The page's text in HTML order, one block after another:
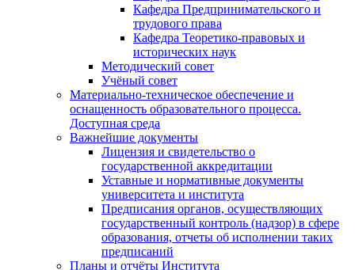
Кафедра Предпринимательского и
трудового права
Кафедра Теоретико-правовых и
исторических наук
Методический совет
Учёный совет
Материально-техническое обеспечение и
оснащенность образовательного процесса.
Доступная среда
Важнейшие документы
Лицензия и свидетельство о
государственной аккредитации
Уставные и нормативные документы
университета и института
Предписания органов, осуществляющих
государственный контроль (надзор) в сфере
образования, отчеты об исполнении таких
предписаний
Планы и отчёты Института